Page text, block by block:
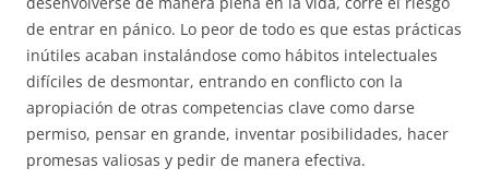
de entrar en pánico. Lo peor de todo es que estas prácticas
inútiles acaban instalándose como hábitos intelectuales
difíciles de desmontar, entrando en conflicto con la
apropiación de otras competencias clave como darse
permiso, pensar en grande, inventar posibilidades, hacer
promesas valiosas y pedir de manera efectiva.